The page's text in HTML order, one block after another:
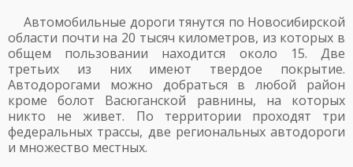
Автомобильные дороги тянутся по Новосибирской
области почти на 20 тысяч километров, из которых в
общем пользовании находится около 15. Две
третьих из них имеют твердое покрытие.
Автодорогами можно добраться в любой район
кроме болот Васюганской равнины, на которых
никто не живет. По территории проходят три
федеральных трассы, две региональных автодороги
и множество местных.